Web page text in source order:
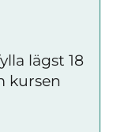
lägst 18
kursen